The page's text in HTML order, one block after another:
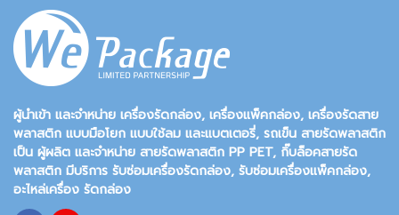
ผู้นำเข้า และจำหน่าย เครื่องรัดกล่อง, เครื่องแพ็คกล่อง, เครื่องรัดสาย
พลาสติก แบบมือโยก แบบใช้ลม และแบตเตอรี่, รถเข็น สายรัดพลาสติก
เป็น ผู้ผลิต และจำหน่าย สายรัดพลาสติก PP PET, กิ๊บล็อคสายรัด
พลาสติก มีบริการ รับซ่อมเครื่องรัดกล่อง, รับซ่อมเครื่องแพ็คกล่อง,
อะไหล่เครื่อง รัดกล่อง